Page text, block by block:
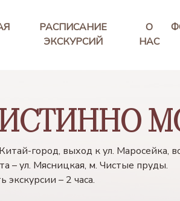
РАСПИСАНИЕ
ЭКСКУРСИЙ
О
НАС
город, выход к ул. Маросейка,
– ул. Мясницкая, м. Чистые пруды.
– 2 часа.